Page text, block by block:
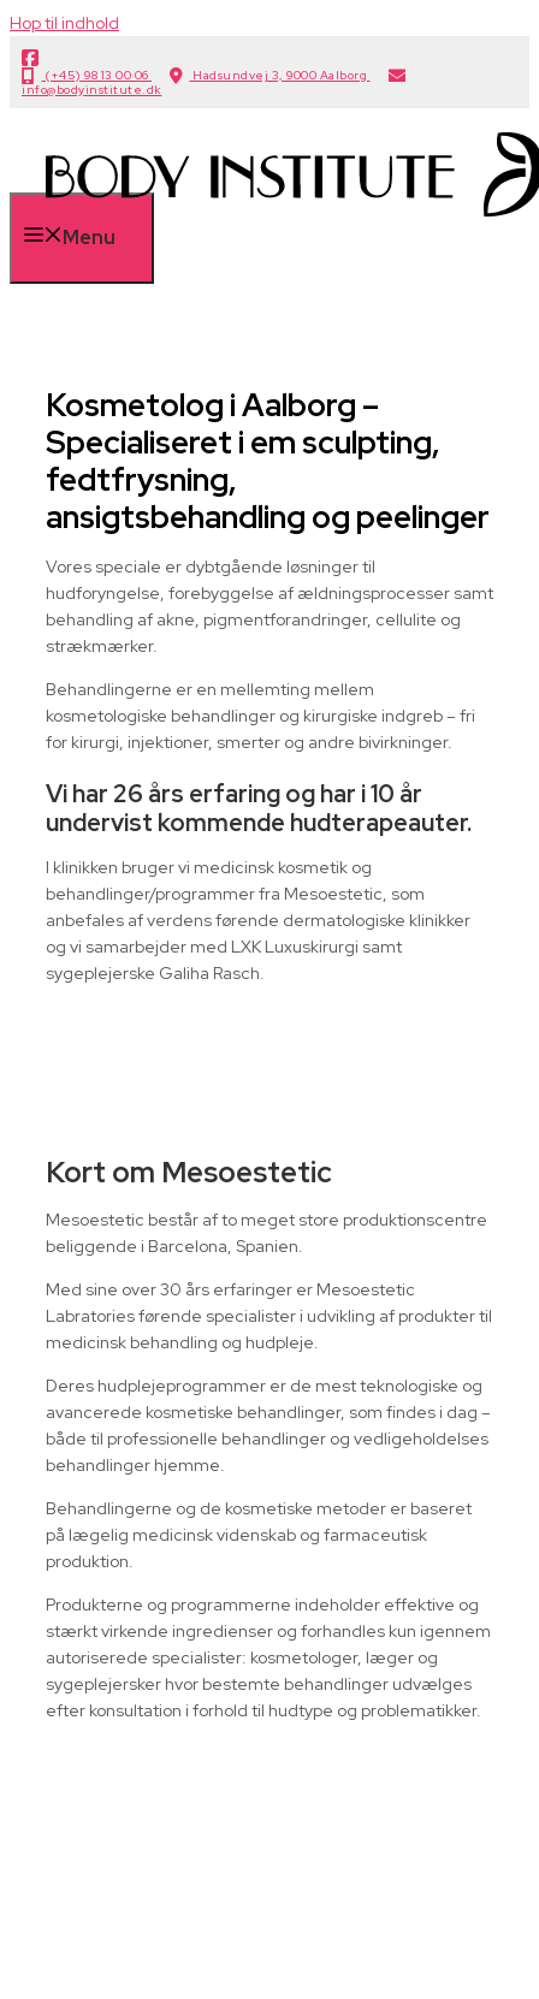
Hop til indhold
(+45) 98 13 00 06
Hadsundvej 3, 9000 Aalborg
info@bodyinstitute.dk
Menu
Kosmetolog i Aalborg –
Specialiseret i em sculpting,
fedtfrysning,
ansigtsbehandling og peelinger
Vores speciale er dybtgående løsninger til
hudforyngelse, forebyggelse af ældningsprocesser samt
behandling af akne, pigmentforandringer, cellulite og
strækmærker.
Behandlingerne er en mellemting mellem
kosmetologiske behandlinger og kirurgiske indgreb – fri
for kirurgi, injektioner, smerter og andre bivirkninger.
Vi har 26 års erfaring og har i 10 år
undervist kommende hudterapeauter.
I klinikken bruger vi medicinsk kosmetik og
behandlinger/programmer fra Mesoestetic, som
anbefales af verdens førende dermatologiske klinikker
og vi samarbejder med LXK Luxuskirurgi samt
sygeplejerske Galiha Rasch.​
​Kort om Mesoestetic
Mesoestetic består af to meget store produktionscentre
beliggende i Barcelona, Spanien.
Med sine over 30 års erfaringer er Mesoestetic
Labratories førende specialister i udvikling af produkter til
medicinsk behandling og hudpleje.
Deres hudplejeprogrammer er de mest teknologiske og
avancerede kosmetiske behandlinger, som findes i dag –
både til professionelle behandlinger og vedligeholdelses
behandlinger hjemme.
Behandlingerne og de kosmetiske metoder er baseret
på lægelig medicinsk videnskab og farmaceutisk
produktion.
Produkterne og programmerne indeholder effektive og
stærkt virkende ingredienser og forhandles kun igennem
autoriserede specialister: kosmetologer, læger og
sygeplejersker hvor bestemte behandlinger udvælges
efter konsultation i forhold til hudtype og problematikker.